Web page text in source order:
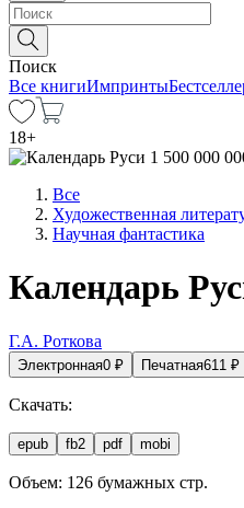
Поиск
Все книгиИмпринты
18+
Все
Художественная
Научная фантастика
Календарь
Г.А. Роткова
Электронная0 ₽ Печатная611 ₽
Скачать:
epub fb2 pdf mobi
Объем: 126 бумажных стр.